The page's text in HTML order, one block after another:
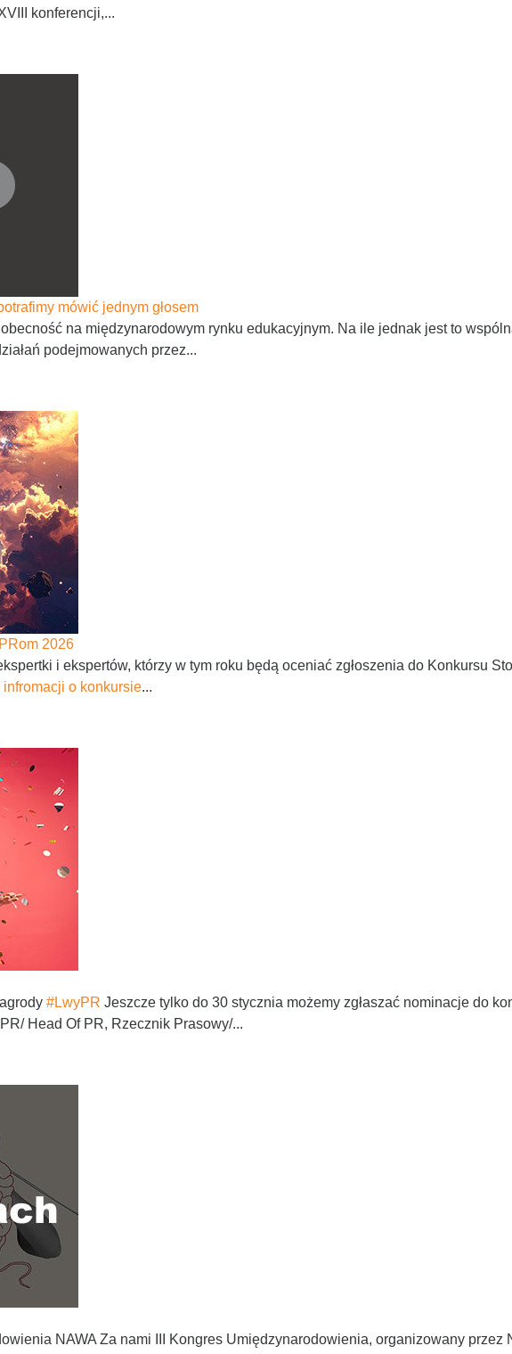
konferencji,...
mówić jednym głosem
na międzynarodowym rynku edukacyjnym. Na ile jednak jest to
podejmowanych przez...
2026
i ekspertów, którzy w tym roku będą oceniać zgłoszenia do Konkursu
infromacji o konkursie...
#LwyPR Jeszcze tylko do 30 stycznia możemy zgłaszać nominacje do
Head Of PR, Rzecznik Prasowy/...
NAWA Za nami III Kongres Umiędzynarodowienia, organizowany przez